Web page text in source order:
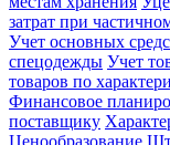
затрат при
Учет основных
спецодежды Учет
товаров по
Финансовое
поставщику
Ценообразование